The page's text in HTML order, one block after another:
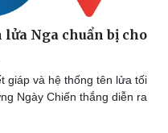
Ô tô
Xe máy
Nga chuẩn bị cho
giáp và hệ thống tên lửa tối
Ngày Chiến thắng diễn ra